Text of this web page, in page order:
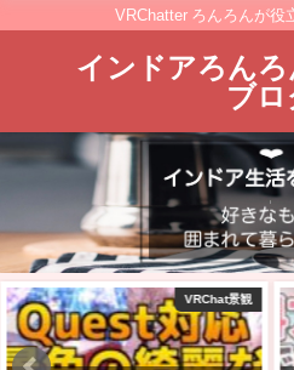
VRChatter ろんろんが役
インドアろん
ブロ
VRChat ワールド制作